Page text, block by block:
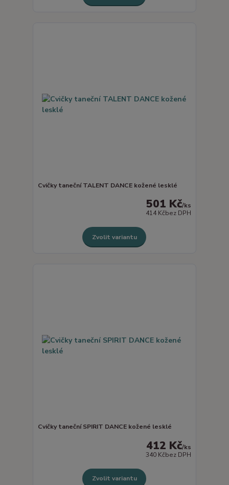
Cvičky taneční TALENT DANCE kožené lesklé
501 Kč/ks
414 Kčbez DPH
Zvolit variantu
Cvičky taneční SPIRIT DANCE kožené lesklé
412 Kč/ks
340 Kčbez DPH
Zvolit variantu